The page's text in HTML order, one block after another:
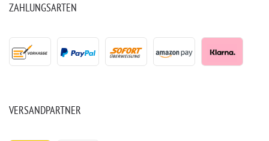
ZAHLUNGSARTEN
VERSANDPARTNER